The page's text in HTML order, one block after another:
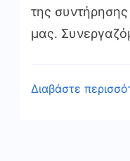
της
μας.
Διαβάστε